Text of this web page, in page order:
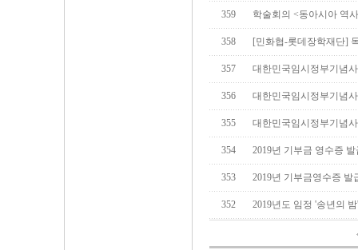
359 학술회의 <동아시아 역
358 [민화협-롯데장학재단]
357 대한민국임시정부기념
356 대한민국임시정부기념
355 대한민국임시정부기념
354 2019년 기부금 영수증
353 2019년 기부금영수증 발
352 2019년도 임정 '송년의